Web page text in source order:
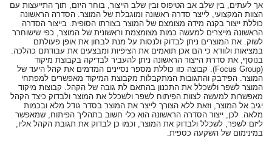
אך לעתים, בין שלב אב הטיפוס ובין שלב הייצור, בוחר היזם, תוך התייעצות עם
הצוות המקצועי, לייצר סדרה ראשונה ומוגבלת של המוצר. הסדרה הראשונה
כוללת ייצור בקנה מידה מצומצם של המוצר בצורתו הסופית. בייצור הסדרה
הראשונה מייצרים למעשה כמות מצומצמת וראשונית של המוצר, כפי שישוחרר
לשוק. את המוצרים ניתן לבדוק ולנסות על מנת לבחון את אופן פעולתם
במציאות ולוודא כי הם אכן תואמים את הציפיות ומבצעים את עבודתם כהלכה.
בנוסף, את סדרת הייצור הראשונה ניתן להעביר לבדיקה בקבוצת מיקוד
(Focus Group). קבוצה כזו כוללת מספר נסיינים המדמים את קהל היעד של
המוצר. הפידבק והתגובות המתקבלות מקבוצת המיקוד מאפשרים למפתחי
המוצר לשפר ולשכלל את התכנון בהתאם לת גובה של הקהל. קבוצות מיקוד
מאפשרות למעשה לצוות הפיתוח לשפר ולשכלל את המוצר ולבדוק כיצד הקהל
יגיב אל המוצר, וזאת ללא הצורך לייצר את המוצר בסדר גודל מלא ובכמות
מלאה. לכן, ייצור הסדרה הראשונה הוא כלי חשוב בתהליך הפיתוח, שמאפשר
ליזם לשפר, לשכלל ולבדוק את המוצר, וכמו כן לבדוק את תגובת הקהל אליו,
במינימום של השקעה כספית.